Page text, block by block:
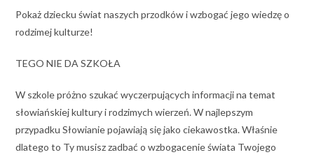
Pokaż dziecku świat naszych przodków i wzbogać jego wiedzę o
rodzimej kulturze!
TEGO NIE DA SZKOŁA
W szkole próżno szukać wyczerpujących informacji na temat
słowiańskiej kultury i rodzimych wierzeń. W najlepszym
przypadku Słowianie pojawiają się jako ciekawostka. Właśnie
dlatego to Ty musisz zadbać o wzbogacenie świata Twojego